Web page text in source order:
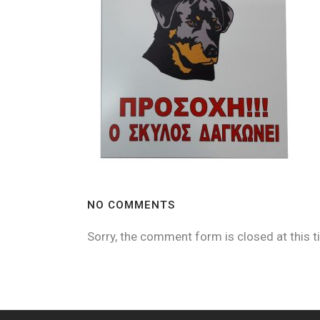
NO COMMENTS
Sorry, the comment form is closed at this